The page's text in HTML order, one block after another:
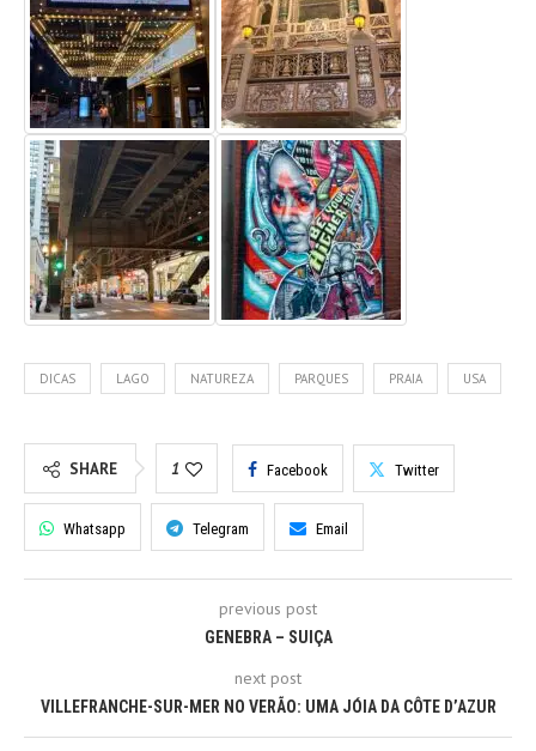
DICAS LAGO NATUREZA PARQUES PRAIA USA
SHARE 1 Facebook Twitter
Whatsapp Telegram Email
previous post
GENEBRA – SUIÇA
next post
VILLEFRANCHE-SUR-MER NO VERÃO: UMA JÓIA DA CÔTE D’AZUR